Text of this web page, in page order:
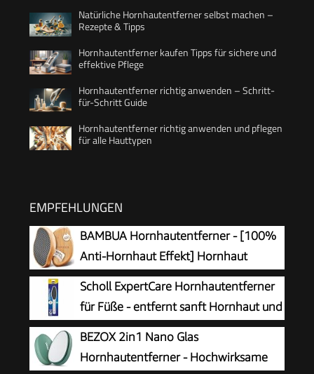
Natürliche Hornhautentferner selbst machen –
Rezepte & Tipps
Hornhautentferner kaufen Tipps für sichere und
effektive Pflege
Hornhautentferner richtig anwenden – Schritt-
für-Schritt Guide
Hornhautentferner richtig anwenden und pflegen
für alle Hauttypen
EMPFEHLUNGEN
BAMBUA Hornhautentferner - [100%
Anti-Hornhaut Effekt] Hornhaut
Entfernen Fuß - Zur Fußpflege für
schöne Füße - Effektives Nano Glas -
Professionelle Pediküre - Premium Bimsstein
Fußpflege (Schwarz)
Scholl ExpertCare Hornhautentferner
für Füße - entfernt sanft Hornhaut und
raue Haut, mit grober und feiner
Reibefläche, effektive Fußpflege für sofort
weiche Füße, waschbar und wiederverwendbar
BEZOX 2in1 Nano Glas
Hornhautentferner - Hochwirksame